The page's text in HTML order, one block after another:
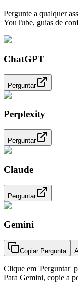
Pergunte a qualquer
YouTube, guias de
ChatGPT
Perguntar
Perplexity
Perguntar
Claude
Perguntar
Gemini
Copiar Pergunta
Clique em 'Perguntar'
Para Gemini, copie a